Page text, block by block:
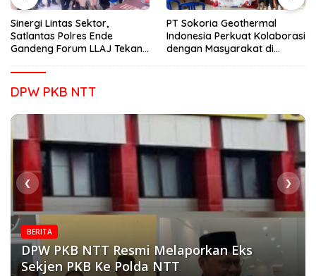
Sinergi Lintas Sektor,
Satlantas Polres Ende
Gandeng Forum LLAJ Tekan
PT Sokoria Geothermal
Indonesia Perkuat Kolaborasi
dengan Masyarakat di
DPW PKB NTT
BERITA
DPW PKB NTT Resmi Melaporkan Eks
Sekjen PKB Ke Polda NTT
❮ ❯